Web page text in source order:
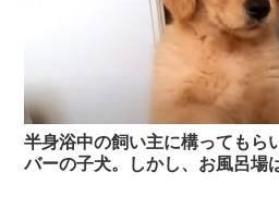
半身浴中の飼い主に構ってもら
バーの子犬。しかし、お風呂場